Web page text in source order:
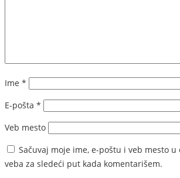
Ime *
E-pošta *
Veb mesto
Sačuvaj moje ime, e-poštu i veb mesto u
veba za sledeći put kada komentarišem.